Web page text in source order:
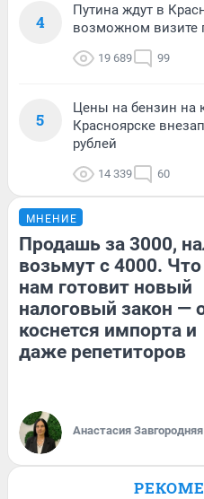
4
Путина ждут в
возможном визите
19 689 99
5
Цены на бензин на
Красноярске
рублей
14 339 60
МНЕНИЕ
Продашь за 3000,
возьмут с 4000. Что
нам готовит новый
налоговый закон —
коснется импорта и
даже репетиторов
Анастасия Завгородняя